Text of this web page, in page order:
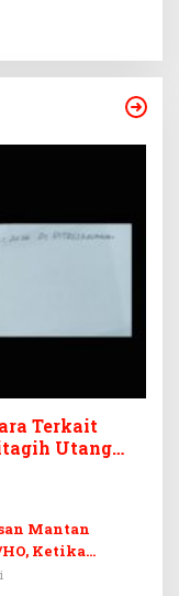
Terkait
Utang
Mantan
Ketika
Pemerasan